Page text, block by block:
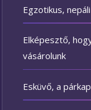
Egzotikus,
Elképesztő,
vásárolunk
Esküvő, a